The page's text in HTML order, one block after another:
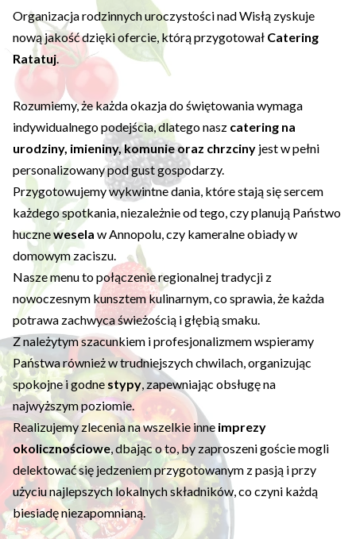
Organizacja rodzinnych uroczystości nad Wisłą zyskuje
nową jakość dzięki ofercie, którą przygotował Catering
Ratatuj.
Rozumiemy, że każda okazja do świętowania wymaga
indywidualnego podejścia, dlatego nasz catering na
urodziny, imieniny, komunie oraz chrzciny jest w pełni
personalizowany pod gust gospodarzy.
Przygotowujemy wykwintne dania, które stają się sercem
każdego spotkania, niezależnie od tego, czy planują Państwo
hucznewesela w Annopolu, czy kameralne obiady w
domowym zaciszu.
Nasze menu to połączenie regionalnej tradycji z
nowoczesnym kunsztem kulinarnym, co sprawia, że każda
potrawa zachwyca świeżością i głębią smaku.
Z należytym szacunkiem i profesjonalizmem wspieramy
Państwa również w trudniejszych chwilach, organizując
spokojne i godne stypy, zapewniając obsługę na
najwyższym poziomie.
Realizujemy zlecenia na wszelkie inne imprezy
okolicznościowe, dbając o to, by zaproszeni goście mogli
delektować się jedzeniem przygotowanym z pasją i przy
użyciu najlepszych lokalnych składników, co czyni każdą
biesiadę niezapomnianą.